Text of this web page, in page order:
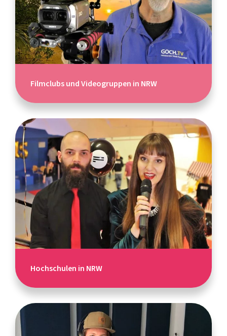
Filmclubs und Videogruppen in NRW
Hochschulen in NRW